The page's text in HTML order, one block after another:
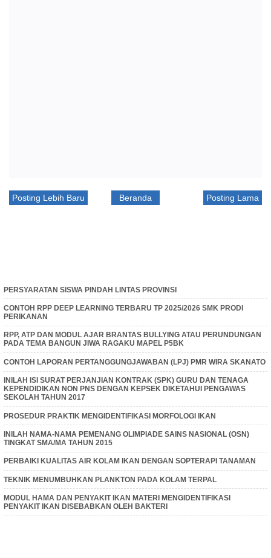
Posting Lebih Baru Posting Lama
Beranda
PERSYARATAN SISWA PINDAH LINTAS PROVINSI
CONTOH RPP DEEP LEARNING TERBARU TP 2025/2026 SMK PRODI
PERIKANAN
RPP, ATP DAN MODUL AJAR BRANTAS BULLYING ATAU PERUNDUNGAN
PADA TEMA BANGUN JIWA RAGAKU MAPEL P5BK
CONTOH LAPORAN PERTANGGUNGJAWABAN (LPJ) PMR WIRA SKANATO
INILAH ISI SURAT PERJANJIAN KONTRAK (SPK) GURU DAN TENAGA
KEPENDIDIKAN NON PNS DENGAN KEPSEK DIKETAHUI PENGAWAS
SEKOLAH TAHUN 2017
PROSEDUR PRAKTIK MENGIDENTIFIKASI MORFOLOGI IKAN
INILAH NAMA-NAMA PEMENANG OLIMPIADE SAINS NASIONAL (OSN)
TINGKAT SMA/MA TAHUN 2015
PERBAIKI KUALITAS AIR KOLAM IKAN DENGAN SOPTERAPI TANAMAN
TEKNIK MENUMBUHKAN PLANKTON PADA KOLAM TERPAL
MODUL HAMA DAN PENYAKIT IKAN MATERI MENGIDENTIFIKASI
PENYAKIT IKAN DISEBABKAN OLEH BAKTERI